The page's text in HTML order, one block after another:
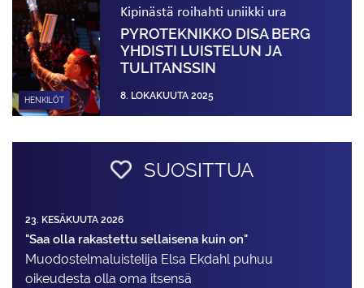
HENKILÖT
Kipinästä roihahti uniikki ura
PYROTEKNIKKO DISA BERG
YHDISTI LUISTELUN JA
TULITANSSIN
8. LOKAKUUTA 2025
SUOSITTUA
23. KESÄKUUTA 2026
"Saa olla rakastettu sellaisena kuin on"
Muodostelma­luistelija Elsa Ekdahl puhuu
oikeudesta olla oma itsensä